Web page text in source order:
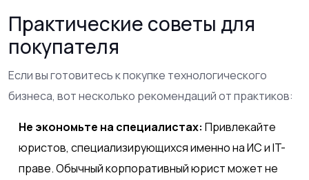
Практические советы для
покупателя
Если вы готовитесь к покупке технологического
бизнеса, вот несколько рекомендаций от практиков:
Не экономьте на специалистах: Привлекайте
юристов, специализирующихся именно на ИС и IT-
праве. Обычный корпоративный юрист может не